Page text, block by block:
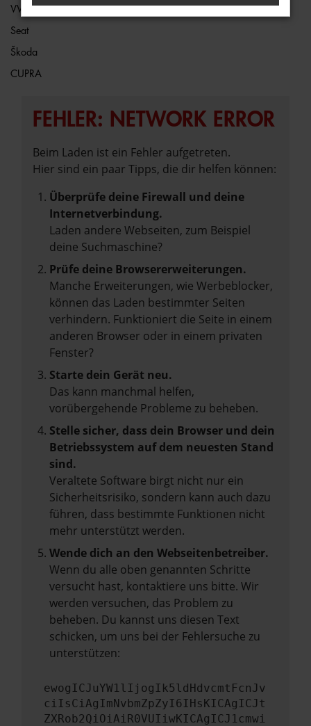
VW
Seat
Škoda
CUPRA
FEHLER: NETWORK ERROR
Beim Laden ist ein Fehler aufgetreten.
Hier sind ein paar Tipps, die dir helfen können:
Überprüfe deine Firewall und deine
Internetverbindung.
Laden andere Webseiten, zum Beispiel
deine Suchmaschine?
Prüfe deine Browsererweiterungen.
Manche Erweiterungen, wie Werbeblocker,
können das Laden bestimmter Seiten
verhindern. Funktioniert die Seite in einem
anderen Browser oder in einem privaten
Fenster?
Starte dein Gerät neu.
Das kann manchmal helfen,
vorübergehende Probleme zu beheben.
Stelle sicher, dass dein Browser und dein
Betriebssystem auf dem neuesten Stand
sind.
Veraltete Software birgt nicht nur ein
Sicherheitsrisiko, sondern kann auch dazu
führen, dass bestimmte Funktionen nicht
mehr unterstützt werden.
Wende dich an den Webseitenbetreiber.
Wenn du alle oben genannten Schritte
versucht hast, kontaktiere uns bitte. Wir
werden versuchen, das Problem zu
beheben. Du kannst uns diesen Text
schicken, um uns bei der Fehlersuche zu
unterstützen:
ewogICJuYW1lIjogIk5ldHdvcmtFcnJv
ciIsCiAgImNvbmZpZyI6IHsKICAgICJt
ZXRob2QiOiAiR0VUIiwKICAgICJ1cmwi